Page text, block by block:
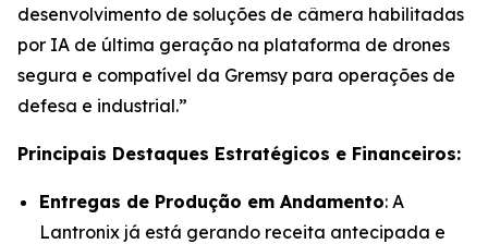
desenvolvimento de soluções de câmera habilitadas
por IA de última geração na plataforma de drones
segura e compatível da Gremsy para operações de
defesa e industrial.”
Principais Destaques Estratégicos e Financeiros:
Entregas de Produção em Andamento: A
Lantronix já está gerando receita antecipada e